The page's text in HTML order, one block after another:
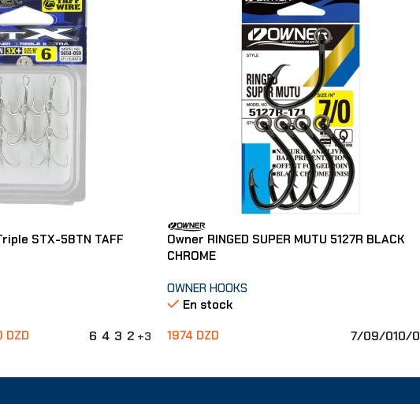
STX-58TN TAFF
DZD 6 4 3 2 +3
Owner RINGED SUPER MUTU 5127R BLACK
CHROME
OWNER HOOKS
En stock
1974 DZD 7/09/010/0